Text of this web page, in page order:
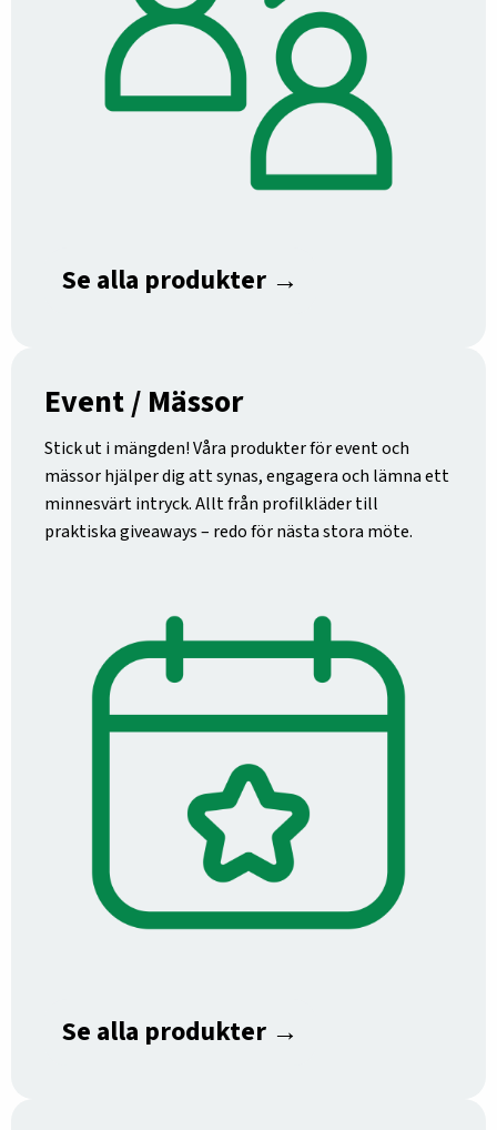
Se alla produkter →
Event / Mässor
Stick ut i mängden! Våra produkter för event och
mässor hjälper dig att synas, engagera och lämna ett
minnesvärt intryck. Allt från profilkläder till
praktiska giveaways – redo för nästa stora möte.
Se alla produkter →